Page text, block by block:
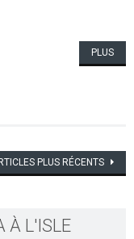
PLUS
PLUS RÉCENTS
À L'ISLE